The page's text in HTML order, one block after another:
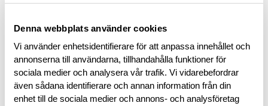
Denna webbplats använder cookies
Vi använder enhetsidentifierare för att anpassa innehållet och
annonserna till användarna, tillhandahålla funktioner för
sociala medier och analysera vår trafik. Vi vidarebefordrar
även sådana identifierare och annan information från din
enhet till de sociala medier och annons- och analysföretag
BESKRIVNING
RECENSIONER
OM VARUMÄRKET